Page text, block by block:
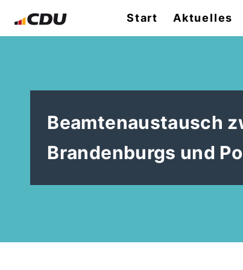
Start Aktuelles
Beamtenaustausch
Brandenburgs und